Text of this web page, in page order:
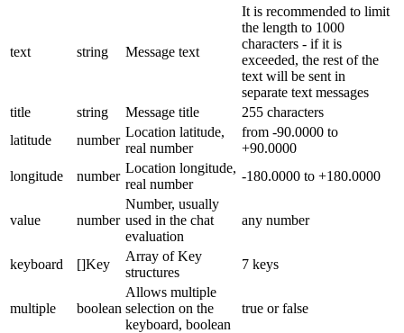
text string Message text
It is recommended to limit
the length to 1000
characters - if it is
exceeded, the rest of the
text will be sent in
separate text messages
title
string Message title
255 characters
latitude
number
Location latitude,
real number
from -90.0000 to
+90.0000
longitude
number
Location longitude,
real number
-180.0000 to +180.0000
value number
Number, usually
used in the chat
evaluation
any number
keyboard []Key
Array of Key
structures
7 keys
multiple boolean
Allows multiple
selection on the
keyboard, boolean
true or false